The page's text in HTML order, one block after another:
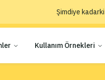
Şimdiye
Kullanım Örnekleri